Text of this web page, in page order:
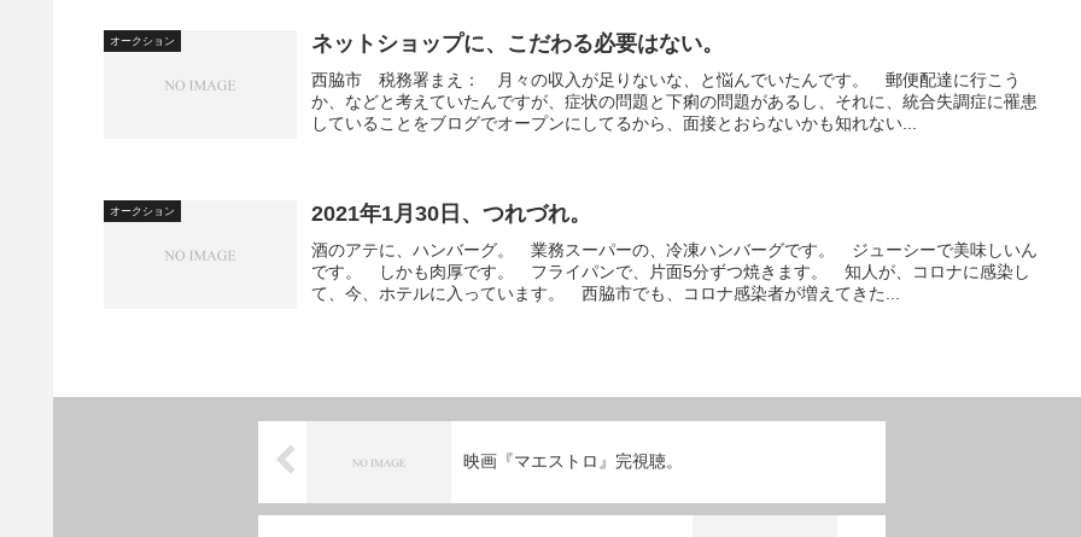
オークション ネットショップに、こだわる必要はない。
西脇市 税務署まえ： 月々の収入が足りないな、と悩んでいたんです。 郵便配達に行こう
か、などと考えていたんですが、症状の問題と下痢の問題があるし、それに、統合失調症に罹患
していることをブログでオープンにしてるから、面接とおらないかも知れない...
オークション 2021年1月30日、つれづれ。
酒のアテに、ハンバーグ。 業務スーパーの、冷凍ハンバーグです。 ジューシーで美味しいん
です。 しかも肉厚です。 フライパンで、片面5分ずつ焼きます。 知人が、コロナに感染し
て、今、ホテルに入っています。 西脇市でも、コロナ感染者が増えてきた...
映画『マエストロ』完視聴。